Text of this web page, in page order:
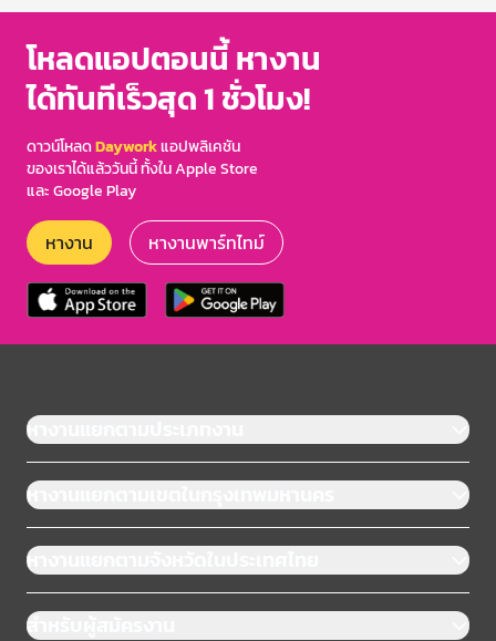
โหลดแอปตอนนี้ หางาน
ได้ทันทีเร็วสุด 1 ชั่วโมง!
ดาวน์โหลดDayworkแอปพลิเคชัน
ของเราได้แล้ววันนี้ ทั้งใน Apple Store
และ Google Play
หางาน หางานพาร์ทไทม์
หางานแยกตามประเภทงาน
หางานแยกตามเขตในกรุงเทพมหานคร
หางานแยกตามจังหวัดในประเทศไทย
สำหรับผู้สมัครงาน